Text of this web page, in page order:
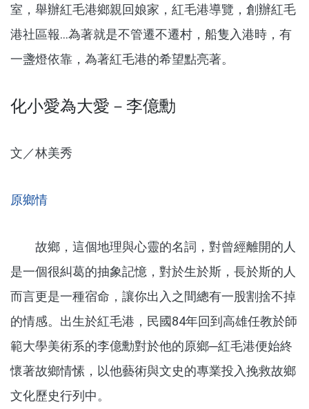
室，舉辦紅毛港鄉親回娘家，紅毛港導覽，創辦紅毛
港社區報...為著就是不管遷不遷村，船隻入港時，有
一盞燈依靠，為著紅毛港的希望點亮著。
化小愛為大愛－李億勳
文／林美秀
原鄉情
故鄉，這個地理與心靈的名詞，對曾經離開的人
是一個很糾葛的抽象記憶，對於生於斯，長於斯的人
而言更是一種宿命，讓你出入之間總有一股割捨不掉
的情感。出生於紅毛港，民國84年回到高雄任教於師
範大學美術系的李億勳對於他的原鄉─紅毛港便始終
懷著故鄉情愫，以他藝術與文史的專業投入挽救故鄉
文化歷史行列中。